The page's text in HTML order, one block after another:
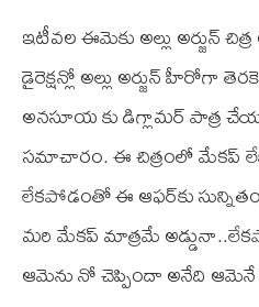
ఇటీవల ఈమెకు అల్లు అర్జున్
డైరెక్షన్లో అల్లు అర్జున్ హీరోగా
అనసూయ కు డిగ్లామర్‌ పాత్ర
స‌మాచారం. ఈ చిత్రంలో మేకప్‌
లేకపోడంతో ఈ ఆఫర్‌కు
మరి మేకప్‌ మాత్రమే
ఆమెను నో చెప్పిందా అనేది